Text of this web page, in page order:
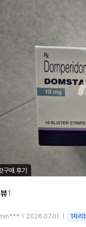
구매 후기
1
2026.07.01 1차리